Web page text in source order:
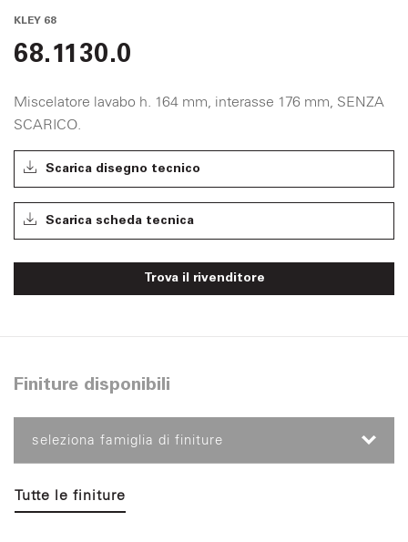
KLEY 68
68.1130.0
Miscelatore lavabo h. 164 mm, interasse 176 mm, SENZA
SCARICO.
Scarica disegno tecnico
Scarica scheda tecnica
Trova il rivenditore
Finiture disponibili
seleziona famiglia di finiture
Tutte le finiture